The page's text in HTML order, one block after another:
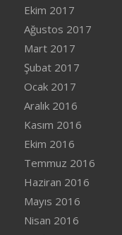
Ekim 2017
Ağustos 2017
Mart 2017
Şubat 2017
Ocak 2017
Aralık 2016
Kasım 2016
Ekim 2016
Temmuz 2016
Haziran 2016
Mayıs 2016
Nisan 2016